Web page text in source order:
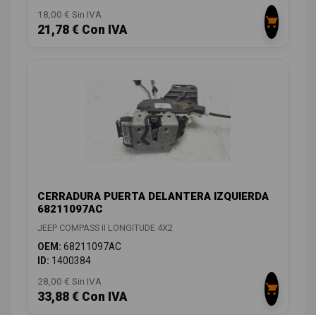
18,00 € Sin IVA
21,78 € Con IVA
CERRADURA PUERTA DELANTERA IZQUIERDA
68211097AC
JEEP COMPASS II LONGITUDE 4X2
OEM: 68211097AC
ID: 1400384
28,00 € Sin IVA
33,88 € Con IVA